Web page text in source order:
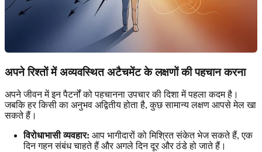
अपने रिश्तों में अव्यवस्थित अटैचमेंट के लक्षणों की पहचान करना
अपने जीवन में इन पैटर्नों को पहचानना उपचार की दिशा में पहला कदम है।
जबकि हर किसी का अनुभव अद्वितीय होता है, कुछ सामान्य लक्षण आपसे मेल खा
सकते हैं।
विरोधाभासी व्यवहार: आप भागीदारों को मिश्रित संकेत भेज सकते हैं, एक
दिन गहन संबंध चाहते हैं और अगले दिन दूर और ठंडे हो जाते हैं।